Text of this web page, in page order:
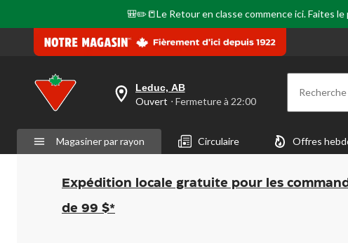
🎒✏️📒Le Retour en classe commence ici. Faites
votre
est
Leduc,
AB,
Ouvert,
Fermeture
à
Leduc, AB
Ouvert ⋅ Fermeture à 22:00 Recherche
Magasiner par rayon Circulaire Offres
Expédition locale gratuite pour les
de 99 $*